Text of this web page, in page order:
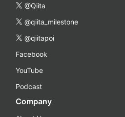
@Qiita
@qiita_milestone
@qiitapoi
Facebook
YouTube
Podcast
Company